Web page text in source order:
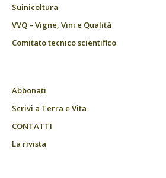
Suinicoltura
VVQ – Vigne, Vini e Qualità
Comitato tecnico scientifico
Abbonati
Scrivi a Terra e Vita
CONTATTI
La rivista